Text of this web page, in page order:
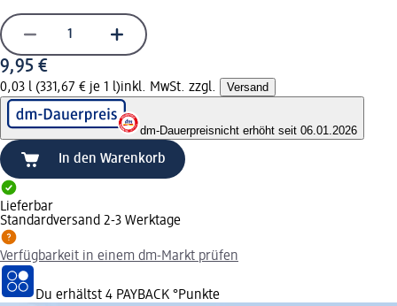
9,95 €
0,03 l (331,67 € je 1 l)inkl. MwSt. zzgl. Versand
dm-Dauerpreisnicht erhöht seit 06.01.2026
In den Warenkorb
Lieferbar
Standardversand 2-3 Werktage
Verfügbarkeit in einem dm-Markt prüfen
Du erhältst 4 PAYBACK °Punkte